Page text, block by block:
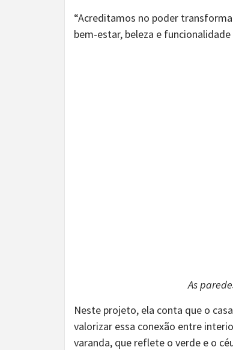
“Acreditamos no poder
bem-estar, beleza e
As
Neste projeto, ela conta que o
valorizar essa conexão entre
varanda, que reflete o verde e o